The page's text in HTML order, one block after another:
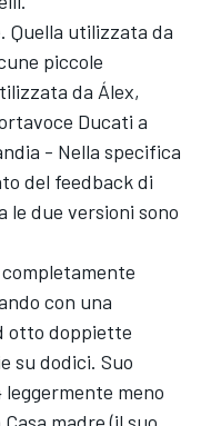
Quella utilizzata da
piccole
da Álex,
Ducati a
- Nella specifica
del feedback di
le due versioni sono
con una
otto doppiette
su dodici. Suo
meno